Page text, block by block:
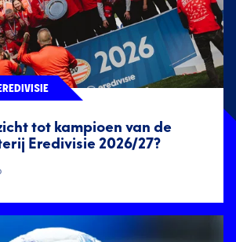
tot kampioen van de
Eredivisie 2026/27?